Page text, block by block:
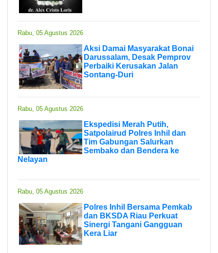
Rabu, 05 Agustus 2026
Aksi Damai Masyarakat Bonai
Darussalam, Desak Pemprov
Perbaiki Kerusakan Jalan
Sontang-Duri
Rabu, 05 Agustus 2026
Ekspedisi Merah Putih,
Satpolairud Polres Inhil dan
Tim Gabungan Salurkan
Sembako dan Bendera ke
Nelayan
Rabu, 05 Agustus 2026
Polres Inhil Bersama Pemkab
dan BKSDA Riau Perkuat
Sinergi Tangani Gangguan
Kera Liar